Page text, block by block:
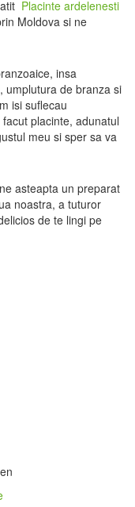
Placinte ardelenesti
Moldova si ne
insa
umplutura de branza si
isi suflecau
placinte, adunatul
meu si sper sa va
asteapta un preparat
noastra, a tuturor
de te lingi pe